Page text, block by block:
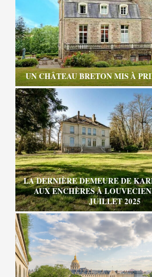
UN CHÂTEAU BRETON MIS À
LA DERNIÈRE DEMEURE DE
AUX ENCHÈRES À
JUILLET 2025